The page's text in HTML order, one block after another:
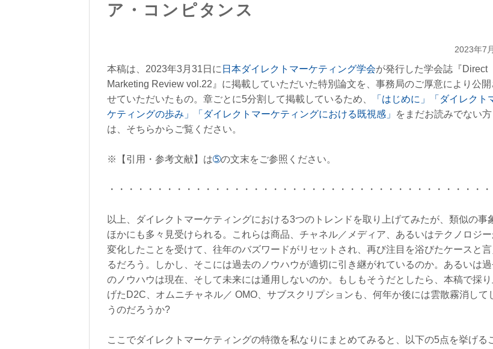
ア・コンピタンス
2023年7
本稿は、2023年3月31日に 日本ダイレクトマーケティング学会が発行した学会誌『Direct
Marketing Review vol.22』に掲載していただいた特別論文を、事務局のご厚意により公開
せていただいたもの。章ごとに5分割して掲載しているため、
「はじめに」
「ダイレクト
ケティングの歩み」
「ダイレクトマーケティングにおける既視感」
をまだお読みでない方
は、そちらからご覧ください。
※【引用・参考文献】は➄の文末をご参照ください。
・・・・・・・・・・・・・・・・・・・・・・・・・・・・・・・・・・・・・・・
以上、ダイレクトマーケティングにおける3つのトレンドを取り上げてみたが、類似の事
ほかにも多々見受けられる。これらは商品、チャネル／メディア、あるいはテクノロジ
変化したことを受けて、往年のバズワードがリセットされ、再び注目を浴びたケースと言
るだろう。しかし、そこには過去のノウハウが適切に引き継がれているのか。あるいは
のノウハウは現在、そして未来には通用しないのか。もしもそうだとしたら、本稿で採り
げたD2C、オムニチャネル／ OMO、サブスクリプションも、何年か後には雲散霧消して
うのだろうか?
ここでダイレクトマーケティングの特徴を私なりにまとめてみると、以下の5点を挙げる